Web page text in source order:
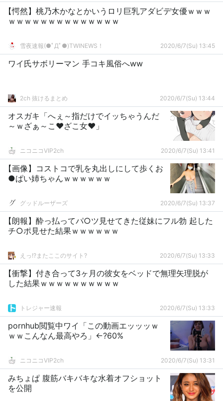
【愕然】桃乃木かなとかいうロリ巨乳アダビデ女優ｗｗｗ
ｗｗｗｗｗｗｗｗｗｗｗｗｗｗ
雪夜速報(●ﾟДﾟ●)TWINEWS！ 2020/6/7(Su) 13:45
ワイ氏サボリーマン 手コキ風俗へww
2ch 抜けるまとめ 2020/6/7(Su) 13:44
オスガキ「へぇ～指だけでイッちゃうんだ
～ｗざぁ～こ♥ざこ女♥」
ニコニコVIP2ch 2020/6/7(Su) 13:41
【画像】コストコで乳を丸出しにして歩くお
●ぱい姉ちゃんｗｗｗｗｗｗ
グッドルーザーズ 2020/6/7(Su) 13:37
【朗報】酔っ払ってパ○ツ見せてきた従妹にフル勃 起した
チ○ポ見せた結果ｗｗｗｗｗｗ
えっ!?またここのサイト? 2020/6/7(Su) 13:33
【衝撃】付き合って3ヶ月の彼女をベッドで無理矢理脱が
した結果ｗｗｗｗｗｗｗｗｗｗ
トレジャー速報 2020/6/7(Su) 13:33
pornhub閲覧中ワイ「この動画エッッッｗ
ｗｗこんなん最高やろ」←?60%
ニコニコVIP2ch 2020/6/7(Su) 13:31
みちょぱ 腹筋バキバキな水着オフショット
を公開